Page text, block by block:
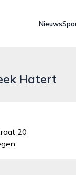
Nieuws
Hatert
20